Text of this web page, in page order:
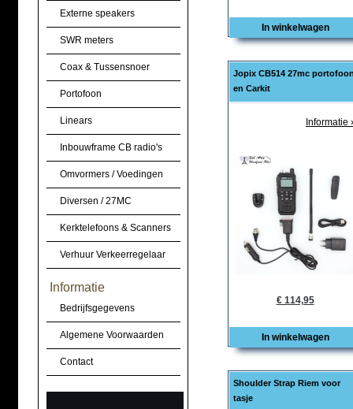
Externe speakers
SWR meters
Coax & Tussensnoer
Portofoon
Linears
Inbouwframe CB radio's
Omvormers / Voedingen
Diversen / 27MC
Kerktelefoons & Scanners
Verhuur Verkeerregelaar
Informatie
Bedrijfsgegevens
Algemene Voorwaarden
Contact
In winkelwagen
Jopix CB514 27mc
en Carkit
Informatie
€ 114,95
In winkelwagen
Shoulder Strap Riem voor
tasje